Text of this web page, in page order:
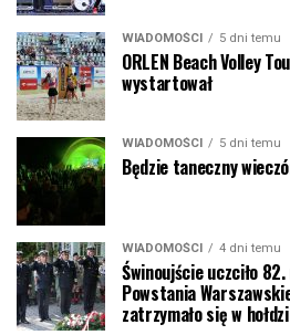
WIADOMOŚCI 5 dni temu
ORLEN Beach Volley
wystartował
WIADOMOŚCI 5 dni temu
Będzie taneczny
WIADOMOŚCI 4 dni temu
Świnoujście uczciło
Powstania
zatrzymało się w